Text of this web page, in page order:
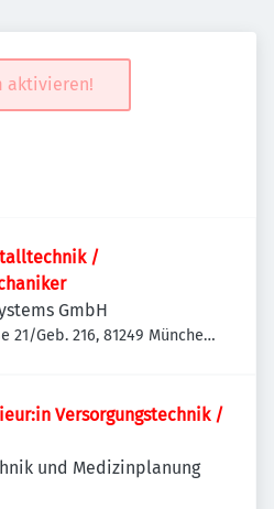
aktivieren!
/
GmbH
21/Geb. 216, 81249 München-
Versorgungstechnik /
und Medizinplanung